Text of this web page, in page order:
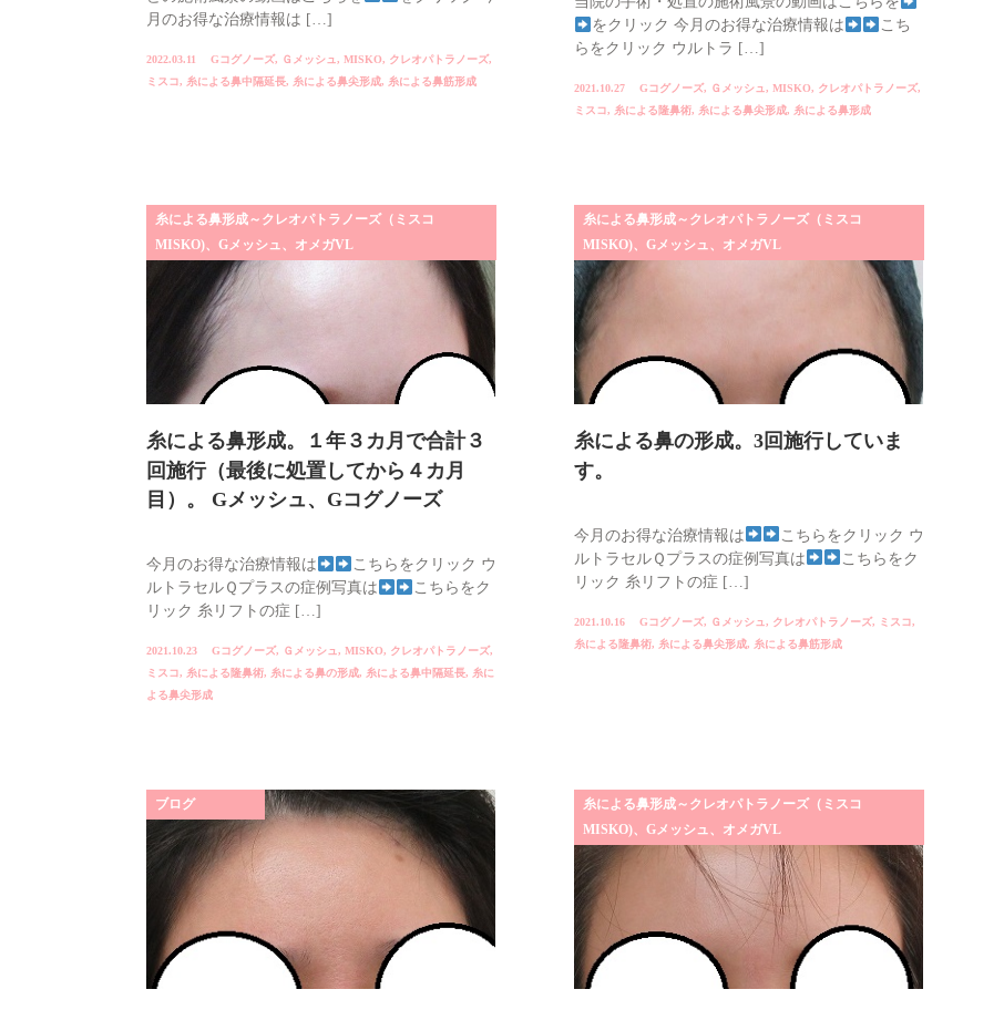
月のお得な治療情報は […]
2022.03.11 Gコグノーズ, Ｇメッシュ , MISKO, クレオパトラノーズ,
ミスコ, 糸による鼻中隔延長, 糸による鼻尖形成, 糸による鼻筋形成
をクリック 今月のお得な治療情報は
こち
らをクリック ウルトラ […]
2021.10.27 Gコグノーズ, Ｇメッシュ,MISKO, クレオパトラノーズ,
ミスコ, 糸による隆鼻術, 糸による鼻尖形成, 糸による鼻形成
糸による鼻形成～クレオパトラノーズ（ミスコ
MISKO)、Gメッシュ、オメガVL
糸による鼻形成。１年３カ月で合計３
回施行（最後に処置してから４カ月
目）。 Gメッシュ、Gコグノーズ
今月のお得な治療情報は
こちらをクリック ウ
ルトラセルＱプラスの症例写真は
こちらをク
リック 糸リフトの症 […]
2021.10.23 Gコグノーズ, Ｇメッシュ, MISKO, クレオパトラノーズ,
ミスコ, 糸による隆鼻術, 糸による鼻の形成, 糸による鼻中隔延長, 糸に
よる鼻尖形成
糸による鼻形成～クレオパトラノーズ（ミスコ
MISKO)、Gメッシュ、オメガVL
糸による鼻の形成。3回施行していま
す。
今月のお得な治療情報は
こちらをクリック ウ
ルトラセルＱプラスの症例写真は
こちらをク
リック 糸リフトの症 […]
2021.10.16 Gコグノーズ, Ｇメッシュ, クレオパトラノーズ, ミスコ,
糸による隆鼻術, 糸による鼻尖形成, 糸による鼻筋形成
ブログ
糸による鼻形成～クレオパトラノーズ（ミスコ
MISKO)、Gメッシュ、オメガVL